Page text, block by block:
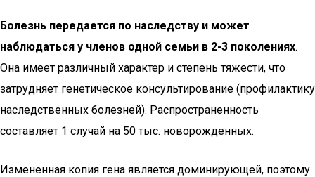
Болезнь передается по наследству и может
наблюдаться у членов одной семьи в 2-3 поколениях.
Она имеет различный характер и степень тяжести, что
затрудняет генетическое консультирование (профилактику
наследственных болезней). Распространенность
составляет 1 случай на 50 тыс. новорожденных.
Измененная копия гена является доминирующей, поэтому